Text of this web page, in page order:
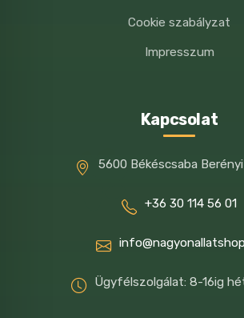
Cookie szabályzat
Impresszum
Kapcsolat
5600 Békéscsaba
+36 30 114 56 01
Ügyfélszolgálat: 8-16ig